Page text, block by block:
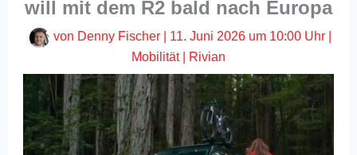
will mit dem R2 bald nach Europa
von Denny Fischer 11. Juni 2026 um 10:00 Uhr
Mobilität| Rivian